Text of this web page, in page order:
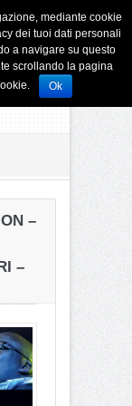
–
–
mediante cookie
dei tuoi dati personali
a navigare su questo
scrollando la pagina
Ok